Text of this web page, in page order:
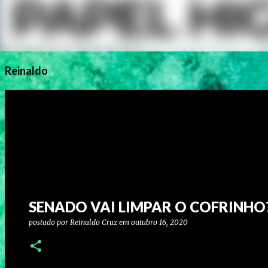
Reinaldo
SENADO VAI LIMPAR O
postado por Reinaldo Cruz em outubro 16, 2020